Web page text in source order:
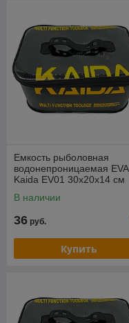
Емкость рыболовная
водонепроницаемая EVA
Kaida EV01 30х20х14 см
В наличии
36 руб.
Купить